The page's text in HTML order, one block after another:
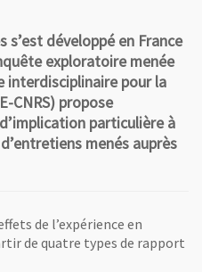
s’est développé en France
exploratoire menée
interdisciplinaire pour la
CNRS) propose
particulière à
menés auprès
de l’expérience en
de quatre types de rapport